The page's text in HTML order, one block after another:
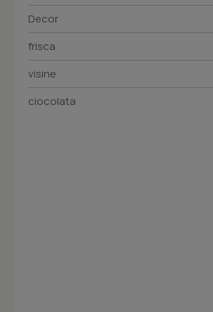
Decor
frisca
visine
ciocolata